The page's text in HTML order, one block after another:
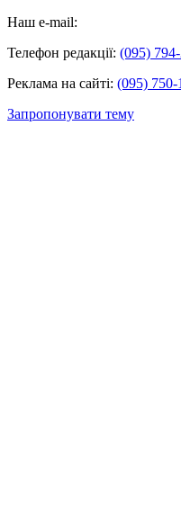
Наш e-mail:
Телефон редакції: (095)
Реклама на сайті: (095) 750-
Запропонувати тему